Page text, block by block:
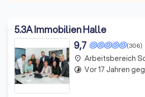
5.3A Immobilien Halle
(306)
9,7
place Arbeitsbereich
timelapse Vor 17 Jahren